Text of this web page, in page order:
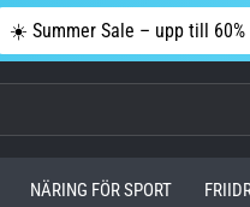
☀️ Summer Sale – upp till 60%
NÄRING FÖR SPORT